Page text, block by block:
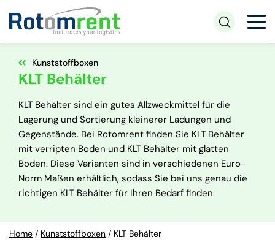
Kunststoffboxen
KLT Behälter
KLT Behälter sind ein gutes Allzweckmittel für die
Lagerung und Sortierung kleinerer Ladungen und
Gegenstände. Bei Rotomrent finden Sie KLT Behälter
mit verripten Boden und KLT Behälter mit glatten
Boden. Diese Varianten sind in verschiedenen Euro-
Norm Maßen erhältlich, sodass Sie bei uns genau die
richtigen KLT Behälter für Ihren Bedarf finden.
Home / Kunststoffboxen / KLT Behälter